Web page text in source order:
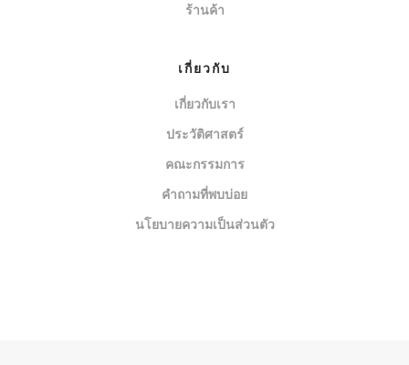
ร้านค้า
เกี่ยวกับ
เกี่ยวกับเรา
ประวัติศาสตร์
คณะกรรมการ
คำถามที่พบบ่อย
นโยบายความเป็นส่วนตัว